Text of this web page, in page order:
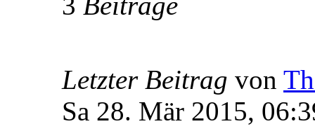
Letzter Beitrag von
Sa 28. Mär 2015,